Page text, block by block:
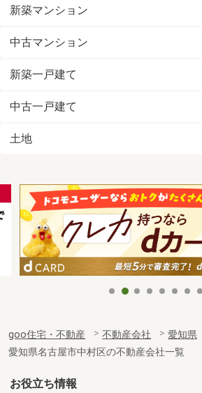
新築マンション
中古マンション
新築一戸建て
中古一戸建て
土地
goo住宅・不動産 不動産会社 愛知県
愛知県名古屋市中村区の不動産会社一覧
お役立ち情報